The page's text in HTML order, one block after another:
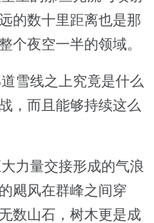
的数十里距离也是那
个夜空一半的领域。
雪线之上究竟是什么
，而且能够持续这么
力量交接形成的气浪
飓风在群峰之间穿
数山石，树木更是成